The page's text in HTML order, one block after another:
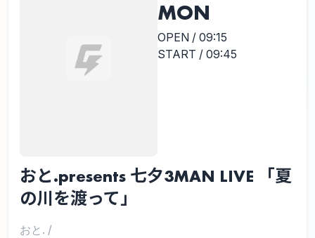
MON
OPEN / 09:15
START / 09:45
おと.presents 七夕3MAN LIVE 「夏
の川を渡って」
おと. /